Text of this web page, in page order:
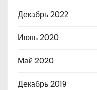
Декабрь 2022
Июнь 2020
Май 2020
Декабрь 2019